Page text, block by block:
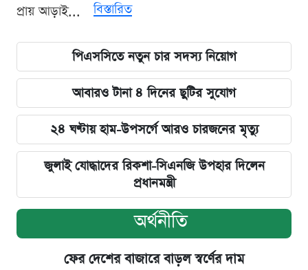
প্রায় আড়াই...
বিস্তারিত
পিএসসিতে নতুন চার সদস্য নিয়োগ
আবারও টানা ৪ দিনের ছুটির সুযোগ
২৪ ঘণ্টায় হাম-উপসর্গে আরও চারজনের মৃত্যু
জুলাই যোদ্ধাদের রিকশা-সিএনজি উপহার দিলেন
প্রধানমন্ত্রী
অর্থনীতি
ফের দেশের বাজারে বাড়ল স্বর্ণের দাম